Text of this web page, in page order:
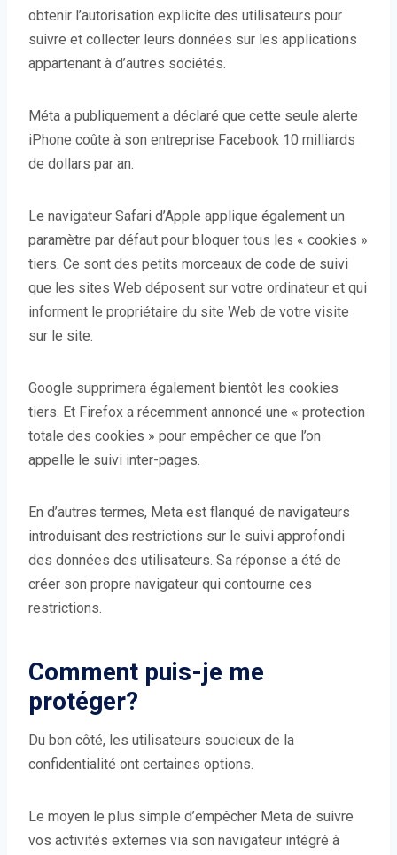
obtenir l’autorisation explicite des utilisateurs pour
suivre et collecter leurs données sur les applications
appartenant à d’autres sociétés.
Méta a publiquement a déclaré que cette seule alerte
iPhone coûte à son entreprise Facebook 10 milliards
de dollars par an.
Le navigateur Safari d’Apple applique également un
paramètre par défaut pour bloquer tous les « cookies »
tiers. Ce sont des petits morceaux de code de suivi
que les sites Web déposent sur votre ordinateur et qui
informent le propriétaire du site Web de votre visite
sur le site.
Google supprimera également bientôt les cookies
tiers. Et Firefox a récemment annoncé une « protection
totale des cookies » pour empêcher ce que l’on
appelle le suivi inter-pages.
En d’autres termes, Meta est flanqué de navigateurs
introduisant des restrictions sur le suivi approfondi
des données des utilisateurs. Sa réponse a été de
créer son propre navigateur qui contourne ces
restrictions.
Comment puis-je me
protéger?
Du bon côté, les utilisateurs soucieux de la
confidentialité ont certaines options.
Le moyen le plus simple d’empêcher Meta de suivre
vos activités externes via son navigateur intégré à